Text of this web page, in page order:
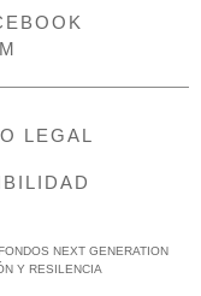
LEGAL
NEXT GENERATION
Y RESILENCIA